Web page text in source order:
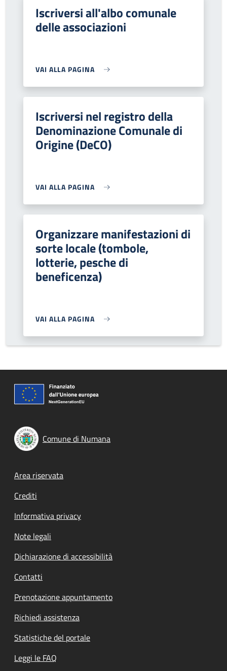
Iscriversi all'albo comunale
delle associazioni
VAI ALLA PAGINA
Iscriversi nel registro della
Denominazione Comunale di
Origine (DeCO)
VAI ALLA PAGINA
Organizzare manifestazioni di
sorte locale (tombole,
lotterie, pesche di
beneficenza)
VAI ALLA PAGINA
Comune di Numana
Footer menu
Area riservata
Crediti
Informativa privacy
Note legali
Dichiarazione di accessibilità
Contatti
Prenotazione appuntamento
Richiedi assistenza
Statistiche del portale
Leggi le FAQ